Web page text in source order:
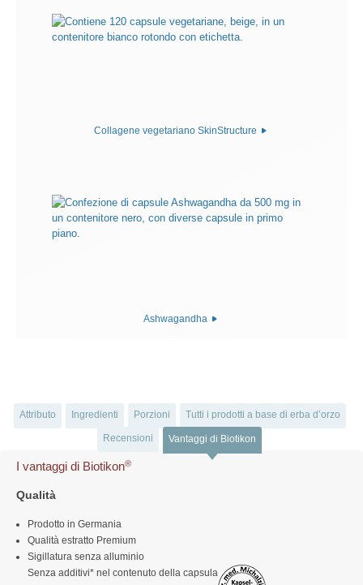
Collagene vegetariano SkinStructure
Ashwagandha
Attributo Ingredienti Porzioni Tutti i prodotti a base di erba d’orzo
Recensioni Vantaggi di Biotikon
I vantaggi di Biotikon®
Qualità
Prodotto in Germania
Qualità estratto Premium
Sigillatura senza alluminio
Senza additivi* nel contenuto della capsula